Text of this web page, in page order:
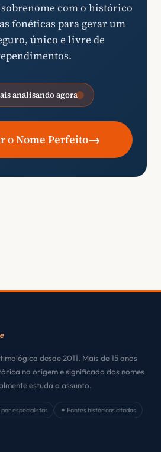
com o histórico
fonéticas para gerar um
único e livre de
analisando agora
o Nome Perfeito→
desde 2011. Mais de 15 anos
na origem e significado dos nomes
estuda o assunto.
especialistas
✦ Fontes históricas citadas